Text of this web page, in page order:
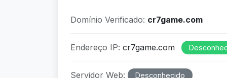
Domínio Verificado: cr7game.com
Endereço IP: cr7game.com
Servidor Web: Desconhecido